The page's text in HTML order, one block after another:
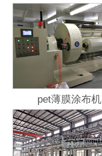
pet薄膜涂布机